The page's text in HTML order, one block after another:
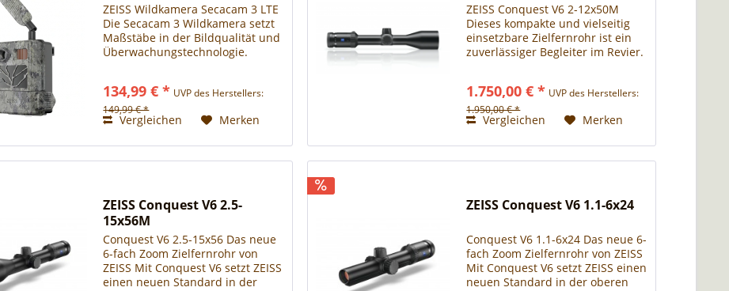
ZEISS Wildkamera Secacam 3 LTE
Die Secacam 3 Wildkamera setzt
Maßstäbe in der Bildqualität und
Überwachungstechnologie.
Bildverarbeitung und -
komprimierung optimiert, sorgt
die...
134,99 € * UVP des Herstellers:
149,99 € *
Vergleichen Merken
ZEISS Conquest V6 2-12x50M
Dieses kompakte und vielseitig
einsetzbare Zielfernrohr ist ein
zuverlässiger Begleiter im Revier.
Leuchtpunkt und dem hohen
Vergrößerungsbereich...
1.750,00 € * UVP des Herstellers:
1.950,00 € *
Vergleichen Merken
ZEISS Conquest V6 2.5-
15x56M
Conquest V6 2.5-15x56 Das neue
6-fach Zoom Zielfernrohr von
ZEISS Mit Conquest V6 setzt ZEISS
einen neuen Standard in der
ZEISS Conquest V6 1.1-6x24
Conquest V6 1.1-6x24 Das neue 6-
fach Zoom Zielfernrohr von ZEISS
Mit Conquest V6 setzt ZEISS einen
neuen Standard in der oberen